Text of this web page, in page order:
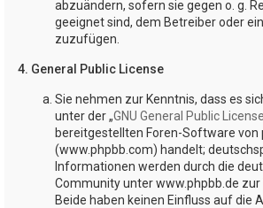
abzuändern, sofern sie gegen o. g.
geeignet sind, dem Betreiber oder
zuzufügen.
4. General Public License
Sie nehmen zur Kenntnis, dass es
unter der „GNU General Public
bereitgestellten Foren-Software von
(www.phpbb.com) handelt;
Informationen werden durch die
Community unter www.phpbb.de
Beide haben keinen Einfluss auf die